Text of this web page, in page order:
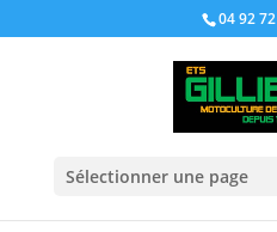
04 92
Sélectionner une page